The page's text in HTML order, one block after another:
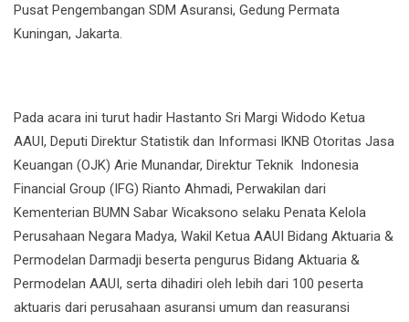
Pusat Pengembangan SDM Asuransi, Gedung Permata
Kuningan, Jakarta.
Pada acara ini turut hadir Hastanto Sri Margi Widodo Ketua
AAUI, Deputi Direktur Statistik dan Informasi IKNB Otoritas Jasa
Keuangan (OJK) Arie Munandar, Direktur Teknik Indonesia
Financial Group (IFG) Rianto Ahmadi, Perwakilan dari
Kementerian BUMN Sabar Wicaksono selaku Penata Kelola
Perusahaan Negara Madya, Wakil Ketua AAUI Bidang Aktuaria &
Permodelan Darmadji beserta pengurus Bidang Aktuaria &
Permodelan AAUI, serta dihadiri oleh lebih dari 100 peserta
aktuaris dari perusahaan asuransi umum dan reasuransi